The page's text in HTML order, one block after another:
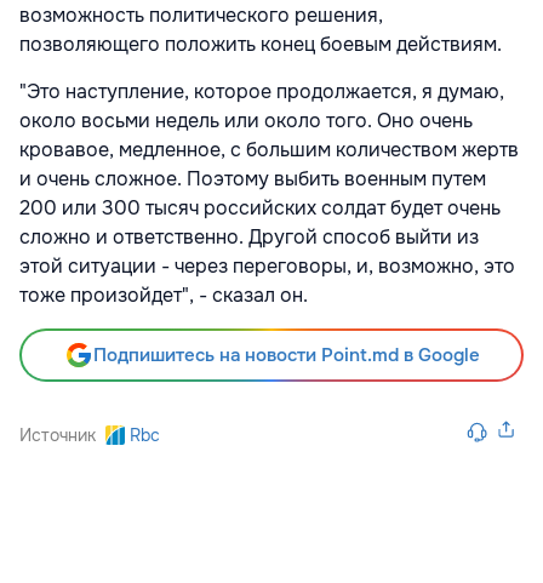
возможность политического решения,
позволяющего положить конец боевым действиям.
"Это наступление, которое продолжается, я думаю,
около восьми недель или около того. Оно очень
кровавое, медленное, с большим количеством жертв
и очень сложное. Поэтому выбить военным путем
200 или 300 тысяч российских солдат будет очень
сложно и ответственно. Другой способ выйти из
этой ситуации - через переговоры, и, возможно, это
тоже произойдет", - сказал он.
Подпишитесь на новости Point.md в Google
Источник Rbc